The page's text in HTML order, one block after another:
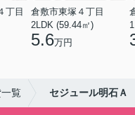
丁目
倉敷市東塚４丁目
2LDK (59.44㎡)
5.6万円
覧 セジュール明石Ａ